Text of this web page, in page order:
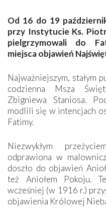
Od 16 do 19
przy Instytucie Ks.
pielgrzymowali do
miejsca objawień
Najważniejszym, stałym
codzienna Msza
Zbigniewa Staniosa.
modlili się w intencjach
Fatimy.
Niezwykłym
odprawiona w
doszło do objawień
też Aniołem Pokoju.
wcześniej (w 1916 r.)
objawienia Królowej